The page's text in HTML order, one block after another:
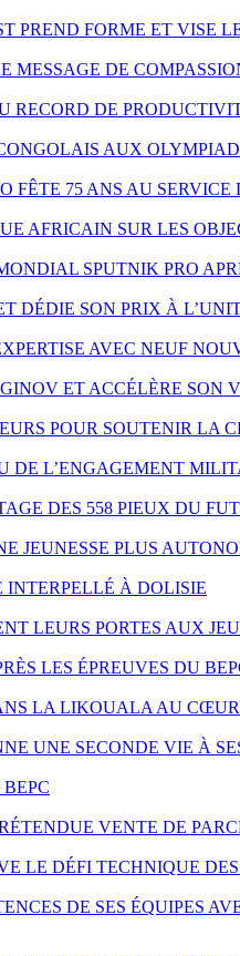
PREND FORME ET VISE
MESSAGE DE
DE
AUX
FÊTE 75 ANS AU SERVICE
AFRICAIN SUR LES
SPUTNIK PRO
DÉDIE SON PRIX À
AVEC NEUF
ET ACCÉLÈRE SON
POUR SOUTENIR LA
DE L’ENGAGEMENT
DES 558 PIEUX DU
JEUNESSE PLUS
INTERPELLÉ À DOLISIE
LEURS PORTES AUX
LES ÉPREUVES DU
LA LIKOUALA AU
UNE SECONDE VIE À
VENTE DE
LE DÉFI TECHNIQUE
DE SES ÉQUIPES